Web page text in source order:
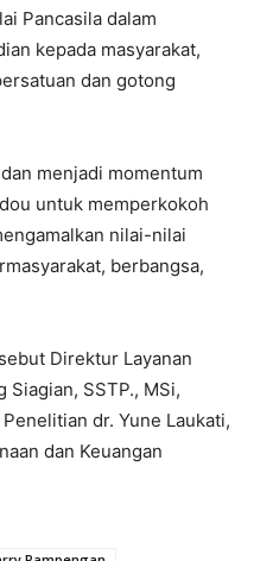
Pancasila dalam
kepada masyarakat,
dan gotong
menjadi momentum
untuk memperkokoh
nilai-nilai
berbangsa,
Direktur Layanan
Siagian, SSTP., MSi,
dr. Yune Laukati,
dan Keuangan